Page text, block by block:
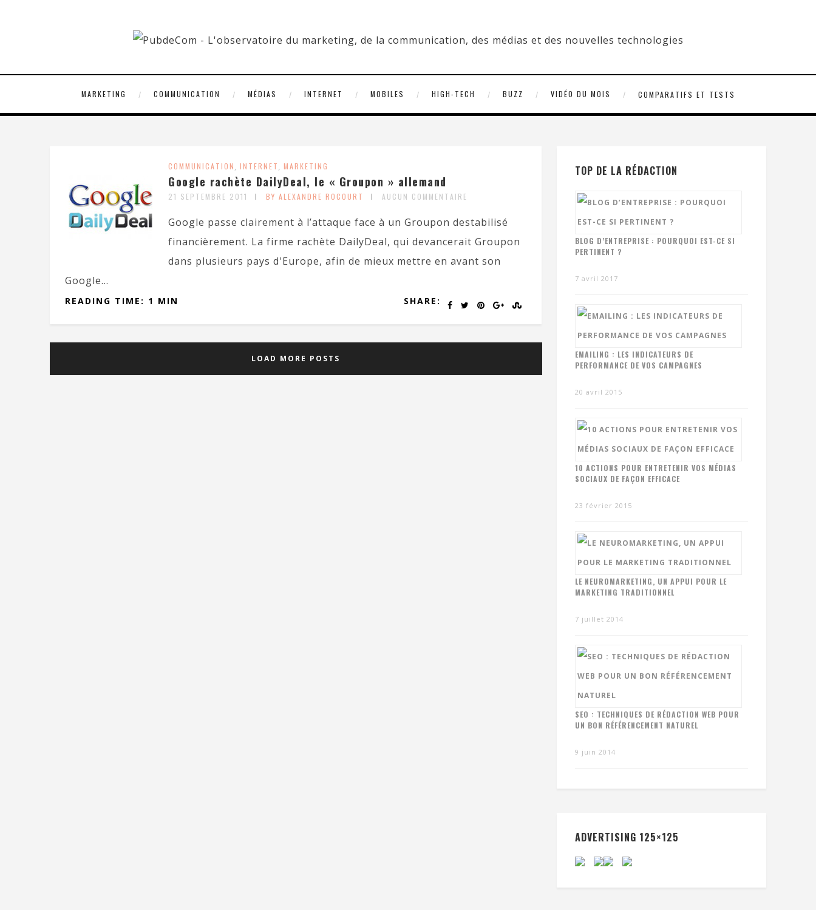
MARKETING COMMUNICATION MÉDIAS INTERNET MOBILES HIGH-TECH BUZZ VIDÉO DU MOIS COMPARATIFS ET TESTS
COMMUNICATION, INTERNET, MARKETING
Google rachète DailyDeal, le « Groupon » allemand
21 SEPTEMBRE 2011 BY ALEXANDRE ROCOURT AUCUN COMMENTAIRE
Google passe clairement à l’attaque face à un Groupon destabilisé
financièrement. La firme rachète DailyDeal, qui devancerait Groupon
dans plusieurs pays d'Europe, afin de mieux mettre en avant son
Google...
SHARE:
READING TIME: 1 MIN
LOAD MORE POSTS
TOP DE LA RÉDACTION
BLOG D’ENTREPRISE : POURQUOI EST-CE SI
PERTINENT ?
7 avril 2017
EMAILING : LES INDICATEURS DE
PERFORMANCE DE VOS CAMPAGNES
20 avril 2015
10 ACTIONS POUR ENTRETENIR VOS MÉDIAS
SOCIAUX DE FAÇON EFFICACE
23 février 2015
LE NEUROMARKETING, UN APPUI POUR LE
MARKETING TRADITIONNEL
7 juillet 2014
SEO : TECHNIQUES DE RÉDACTION WEB POUR
UN BON RÉFÉRENCEMENT NATUREL
9 juin 2014
ADVERTISING 125×125